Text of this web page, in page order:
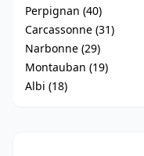
Perpignan (40)
Carcassonne (31)
Narbonne (29)
Montauban (19)
Albi (18)